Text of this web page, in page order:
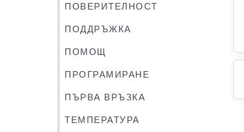
ПОВЕРИТЕЛНОСТ
ПОДДРЪЖКА
ПОМОЩ
ПРОГРАМИРАНЕ
ПЪРВА ВРЪЗКА
ТЕМПЕРАТУРА